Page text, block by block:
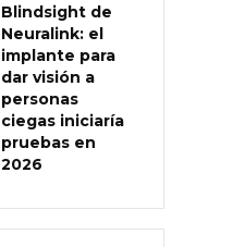
Blindsight de
Neuralink: el
implante para
dar visión a
personas
ciegas iniciaría
pruebas en
2026